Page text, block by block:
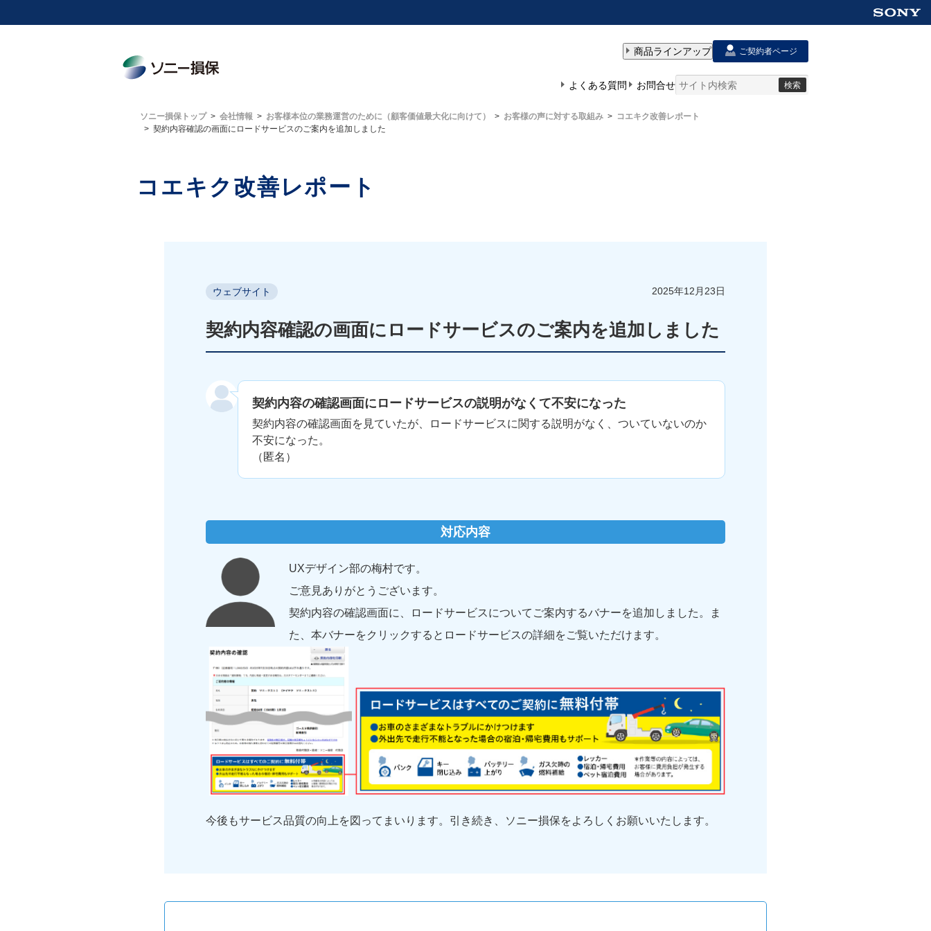
ソニー損保トップ 会社情報 お客様本位の業務運営のために（顧客価値最大化に向けて） お客様の声に対する取組み
コエキク改善レポート
契約内容確認の画面にロードサービスのご案内を追加しました
コエキク改善レポート
ウェブサイト 2025年12月23日
契約内容確認の画面にロードサービスのご案内を追加しました
契約内容の確認画面にロードサービスの説明がなくて不安になった
契約内容の確認画面を見ていたが、ロードサービスに関する説明がなく、ついていないのか
不安になった。
（匿名）
対応内容
UXデザイン部の梅村です。
ご意見ありがとうございます。
契約内容の確認画面に、ロードサービスについてご案内するバナーを追加しました。ま
た、本バナーをクリックするとロードサービスの詳細をご覧いただけます。
今後もサービス品質の向上を図ってまいります。引き続き、ソニー損保をよろしくお願いいたします。